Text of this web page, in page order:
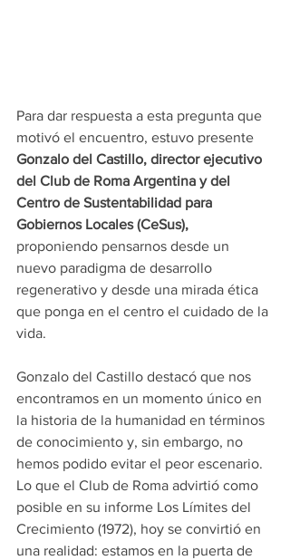
Para dar respuesta a esta pregunta que
motivó el encuentro, estuvo presente
Gonzalo del Castillo, director ejecutivo
del Club de Roma Argentina y del
Centro de Sustentabilidad para
Gobiernos Locales (CeSus),
proponiendo pensarnos desde un
nuevo paradigma de desarrollo
regenerativo y desde una mirada ética
que ponga en el centro el cuidado de la
vida.
Gonzalo del Castillo destacó que nos
encontramos en un momento único en
la historia de la humanidad en términos
de conocimiento y, sin embargo, no
hemos podido evitar el peor escenario.
Lo que el Club de Roma advirtió como
posible en su informe Los Límites del
Crecimiento (1972), hoy se convirtió en
una realidad: estamos en la puerta de